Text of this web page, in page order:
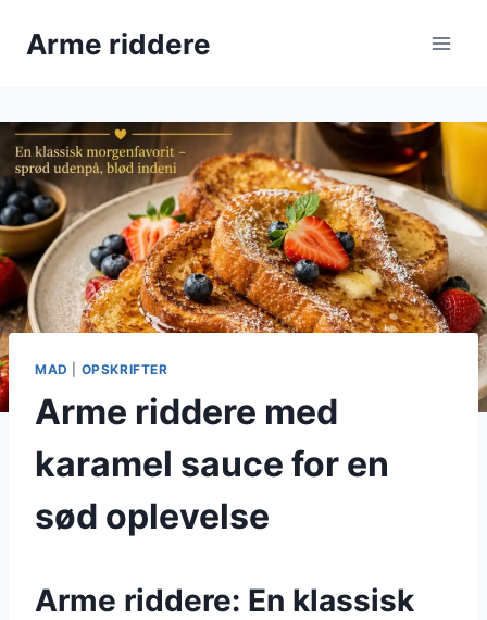
Arme riddere
MAD OPSKRIFTER
Arme riddere med
karamel sauce for en
sød oplevelse
Arme riddere: En klassisk